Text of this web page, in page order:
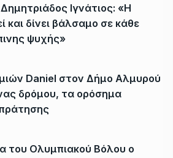
Ιγνάτιος: «Η
και δίνει βάλσαμο σε κάθε
ψυχής»
Daniel στον Δήμο Αλμυρού
δρόμου, τα ορόσημα
του Ολυμπιακού Βόλου ο